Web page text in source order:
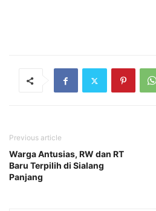
Previous article
Warga Antusias, RW dan RT
Baru Terpilih di Sialang
Panjang